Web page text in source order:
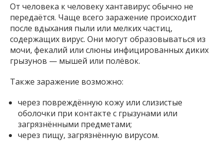
От человека к человеку хантавирус обычно не
передаётся. Чаще всего заражение происходит
после вдыхания пыли или мелких частиц,
содержащих вирус. Они могут образовываться из
мочи, фекалий или слюны инфицированных диких
грызунов — мышей или полёвок.
Также заражение возможно:
через повреждённую кожу или слизистые
оболочки при контакте с грызунами или
загрязнёнными предметами;
через пищу, загрязнённую вирусом.